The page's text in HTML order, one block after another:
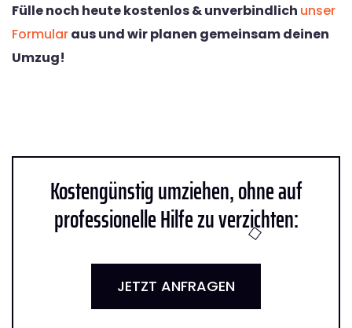
Fülle noch heute kostenlos & unverbindlich unser
Formularaus und wir planen gemeinsam deinen
Umzug!
Kostengünstig umziehen, ohne auf
professionelle Hilfe zu verzichten:
JETZT ANFRAGEN